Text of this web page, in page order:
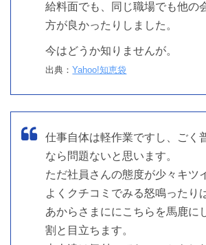
給料面でも、同じ職場でも他の
方が良かったりしました。
今はどうか知りませんが。
出典：Yahoo!知恵袋
仕事自体は軽作業ですし、ごく
なら問題ないと思います。
ただ社員さんの態度が少々キツ
よくクチコミでみる怒鳴ったり
あからさまににこちらを馬鹿に
割と目立ちます。